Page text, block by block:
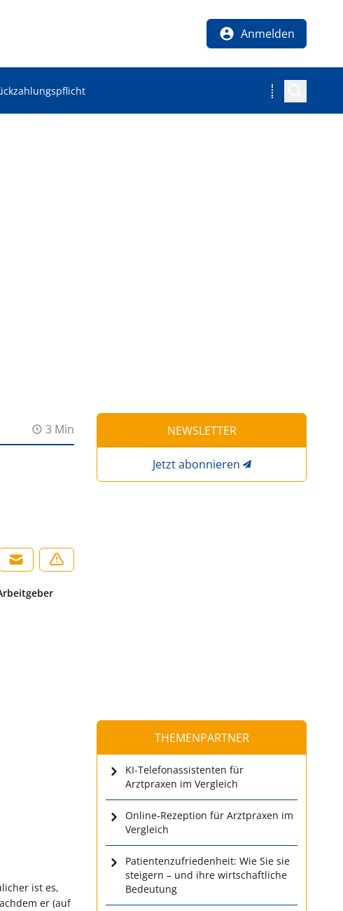
Anmelden
3 Min
ist es,
er (auf
NEWSLETTER
Jetzt abonnieren
THEMENPARTNER
KI-Telefonassistenten für
Arztpraxen im Vergleich
Online-Rezeption für Arztpraxen im
Vergleich
Patientenzufriedenheit: Wie Sie sie
steigern – und ihre wirtschaftliche
Bedeutung